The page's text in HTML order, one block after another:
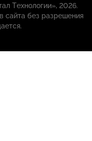
Технологии», 2026.
сайта без разрешения